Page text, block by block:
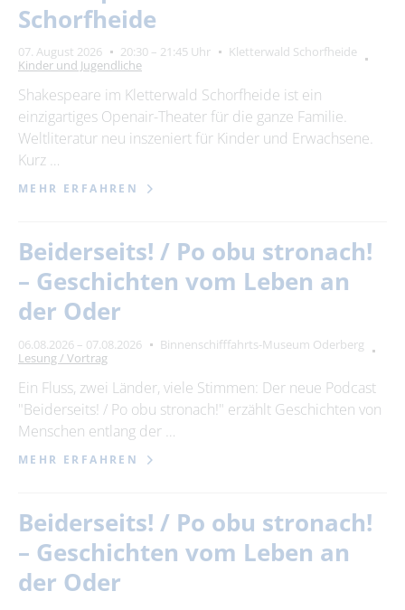
Schorfheide
07. August 2026 20:30 – 21:45 Uhr
Kletterwald Schorfheide
Kinder und Jugendliche
Shakespeare im Kletterwald Schorfheide ist ein
einzigartiges Openair-Theater für die ganze Familie.
Weltliteratur neu inszeniert für Kinder und Erwachsene.
Kurz …
MEHR ERFAHREN
Beiderseits! / Po obu stronach!
– Geschichten vom Leben an
der Oder
06.08.2026 – 07.08.2026
Binnenschifffahrts-Museum Oderberg
Lesung / Vortrag
Ein Fluss, zwei Länder, viele Stimmen: Der neue Podcast
"Beiderseits! / Po obu stronach!" erzählt Geschichten von
Menschen entlang der …
MEHR ERFAHREN
Beiderseits! / Po obu stronach!
– Geschichten vom Leben an
der Oder